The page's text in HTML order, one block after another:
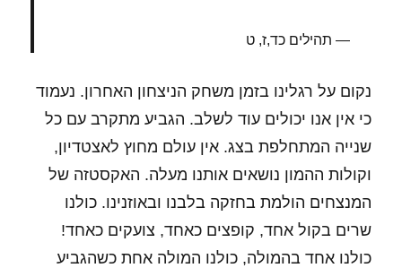
תהילים כד,ז, ט
נקום על רגלינו בזמן משחק הניצחון האחרון. נעמוד
כי אין אנו יכולים עוד לשלב. הגביע מתקרב עם כל
שנייה המתחלפת בצג. אין עולם מחוץ לאצטדיון,
וקולות ההמון נושאים אותנו מעלה. האקסטזה של
המנצחים הולמת בחזקה בלבנו ובאוזנינו. כולנו
שרים בקול אחד, קופצים כאחד, צועקים כאחד!
כולנו אחד בהמולה, כולנו המולה אחת כשהגביע